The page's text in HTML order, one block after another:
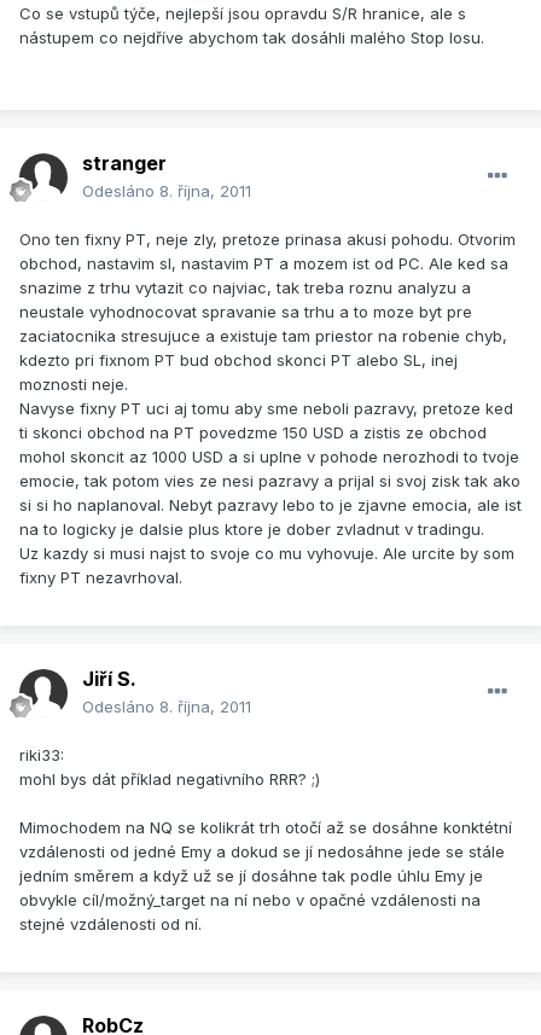
Co se vstupů týče, nejlepší jsou opravdu S/R hranice, ale s
nástupem co nejdříve abychom tak dosáhli malého Stop losu.
stranger
Odesláno 8. října, 2011
Ono ten fixny PT, neje zly, pretoze prinasa akusi pohodu. Otvorim
obchod, nastavim sl, nastavim PT a mozem ist od PC. Ale ked sa
snazime z trhu vytazit co najviac, tak treba roznu analyzu a
neustale vyhodnocovat spravanie sa trhu a to moze byt pre
zaciatocnika stresujuce a existuje tam priestor na robenie chyb,
kdezto pri fixnom PT bud obchod skonci PT alebo SL, inej
moznosti neje.
Navyse fixny PT uci aj tomu aby sme neboli pazravy, pretoze ked
ti skonci obchod na PT povedzme 150 USD a zistis ze obchod
mohol skoncit az 1000 USD a si uplne v pohode nerozhodi to tvoje
emocie, tak potom vies ze nesi pazravy a prijal si svoj zisk tak ako
si si ho naplanoval. Nebyt pazravy lebo to je zjavne emocia, ale ist
na to logicky je dalsie plus ktore je dober zvladnut v tradingu.
Uz kazdy si musi najst to svoje co mu vyhovuje. Ale urcite by som
fixny PT nezavrhoval.
Jiří S.
Odesláno 8. října, 2011
riki33:
mohl bys dát příklad negativního RRR? ;)
Mimochodem na NQ se kolikrát trh otočí až se dosáhne konktétní
vzdálenosti od jedné Emy a dokud se jí nedosáhne jede se stále
jedním směrem a když už se jí dosáhne tak podle úhlu Emy je
obvykle cíl/možný_target na ní nebo v opačné vzdálenosti na
stejné vzdálenosti od ní.
RobCz